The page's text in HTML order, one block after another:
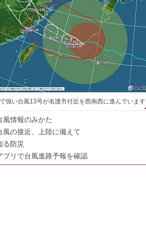
強い台風13号が名護市付近を西南西に進んでいます
風情報のみかた
風の接近、上陸に備えて
る防災
プリで台風進路予報を確認